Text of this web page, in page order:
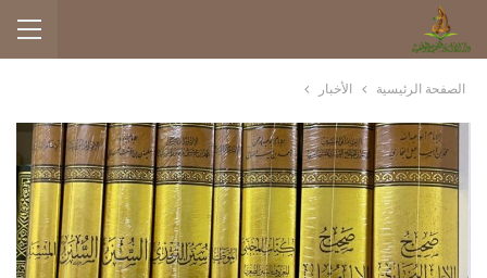
الصفحة الرئيسية الأخبار